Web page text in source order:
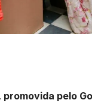
promovida pelo